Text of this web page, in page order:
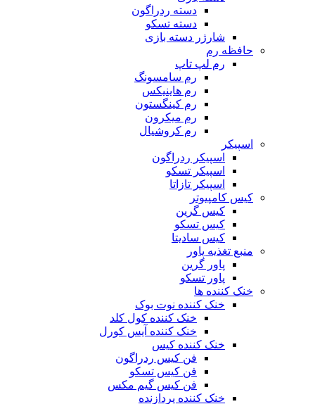
دسته ردراگون
دسته تسکو
شارژر دسته بازی
حافظه رم
رم لپ تاپ
رم سامسونگ
رم هاینیکس
رم کینگستون
رم میکرون
رم کروشیال
اسپیکر
اسپیکر ردراگون
اسپیکر تسکو
اسپیکر تازاتا
کیس کامپیوتر
کیس گرین
کیس تسکو
کیس سادیتا
منبع تغذیه‌ پاور
پاور گرین
پاور تسکو
خنک کننده ها
خنک کننده نوت بوک
خنک کننده کول کلد
خنک کننده آیس کورل
خنک کننده کیس
فن کیس ردراگون
فن کیس تسکو
فن کیس گیم مکس
خنک کننده پردازنده